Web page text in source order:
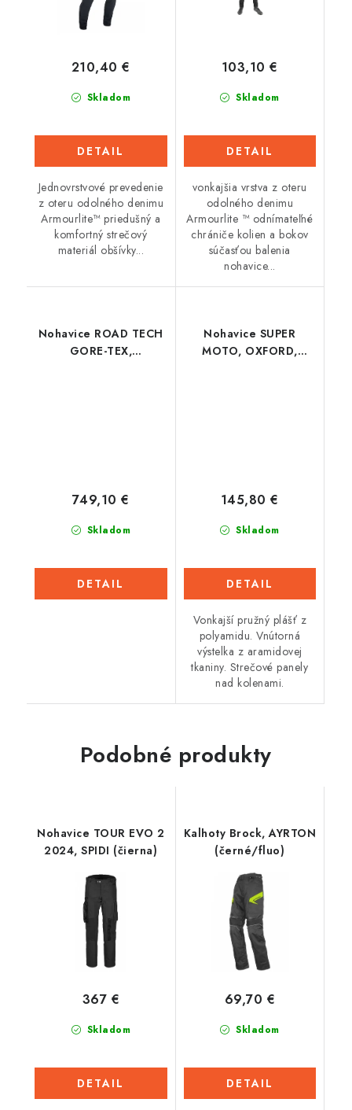
Skladom
210,40 €
DETAIL
Jednovrstvové prevedenie
z oteru odolného denimu
Armourlite™ priedušný a
komfortný strečový
materiál obšívky...
Skladom
103,10 €
DETAIL
vonkajšia vrstva z oteru
odolného denimu
Armourlite ™ odnímateľné
chrániče kolien a bokov
súčasťou balenia
nohavice...
Nohavice ROAD TECH
GORE-TEX,
Skladom
749,10 €
DETAIL
Nohavice SUPER
MOTO, OXFORD,
Skladom
145,80 €
DETAIL
Vonkajší pružný plášť z
polyamidu. Vnútorná
výstelka z aramidovej
tkaniny. Strečové panely
nad kolenami.
Podobné produkty
Nohavice TOUR EVO 2
2024, SPIDI (čierna)
Skladom
367 €
DETAIL
Kalhoty Brock, AYRTON
(černé/fluo)
Skladom
69,70 €
DETAIL